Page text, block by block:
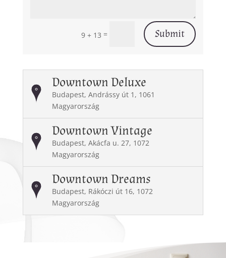
9 + 13 = Submit
Downtown Deluxe
Budapest, Andrássy út 1, 1061
Magyarország
Downtown Vintage
Budapest, Akácfa u. 27, 1072
Magyarország
Downtown Dreams
Budapest, Rákóczi út 16, 1072
Magyarország